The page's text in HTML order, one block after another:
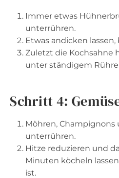
Immer etwas
unterrühren.
Etwas andicken
Zuletzt die Kochsahne
unter ständigem
Schritt 4:
Möhren, Champignons
unterrühren.
Hitze reduzieren und
Minuten köcheln
ist.